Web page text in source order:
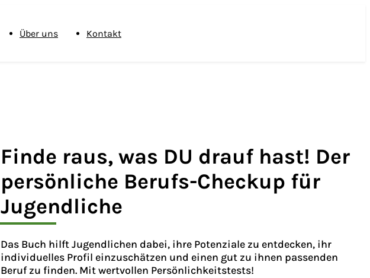
Über uns Kontakt
Finde raus, was DU drauf hast! Der
persönliche Berufs-Checkup für
Jugendliche
Das Buch hilft Jugendlichen dabei, ihre Potenziale zu entdecken, ihr
individuelles Profil einzuschätzen und einen gut zu ihnen passenden
Beruf zu finden. Mit wertvollen Persönlichkeitstests!